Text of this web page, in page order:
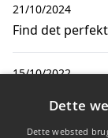
Find det
21/10/2024
gummistøvler
15/10/2022
Dette
Dette websted